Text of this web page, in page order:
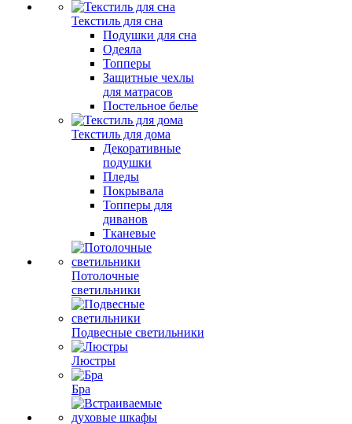
Текстиль для сна
Подушки для сна
Одеяла
Топперы
Защитные чехлы
для матрасов
Постельное белье
Текстиль для дома
Декоративные
подушки
Пледы
Покрывала
Топперы для
диванов
Тканевые
Потолочные
светильники
Подвесные светильники
Люстры
Бра